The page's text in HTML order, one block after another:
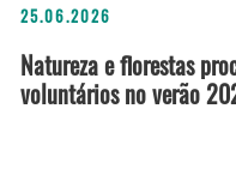
25.06.2026
Natureza e florestas
voluntários no verão